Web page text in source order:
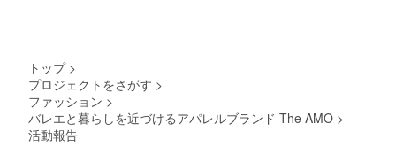
です
、袖丈
があり
は郵送
名やお
トップ >
プロジェクトをさがす >
ファッション >
バレエと暮らしを近づけるアパレルブランド The AMO >
活動報告